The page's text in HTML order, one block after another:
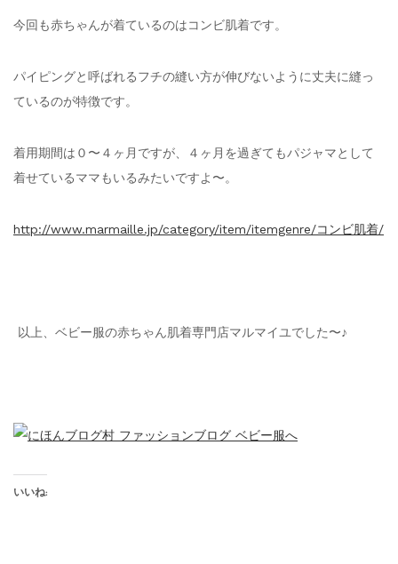
今回も赤ちゃんが着ているのはコンビ肌着です。
パイピングと呼ばれるフチの縫い方が伸びないように丈夫に縫っ
ているのが特徴です。
着用期間は０〜４ヶ月ですが、４ヶ月を過ぎてもパジャマとして
着せているママもいるみたいですよ〜。
http://www.marmaille.jp/category/item/itemgenre/コンビ肌着/
以上、ベビー服の赤ちゃん肌着専門店マルマイユでした〜♪
いいね: